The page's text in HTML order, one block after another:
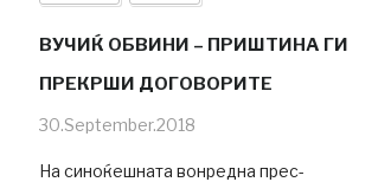
ВУЧИЌ ОБВИНИ – ПРИШТИНА ГИ
ПРЕКРШИ ДОГОВОРИТЕ
30.September.2018
На синоќешната вонредна прес-